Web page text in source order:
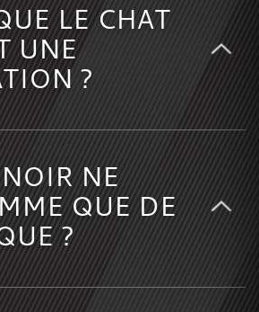
LE CHAT
UNE
?
NE
QUE DE
?